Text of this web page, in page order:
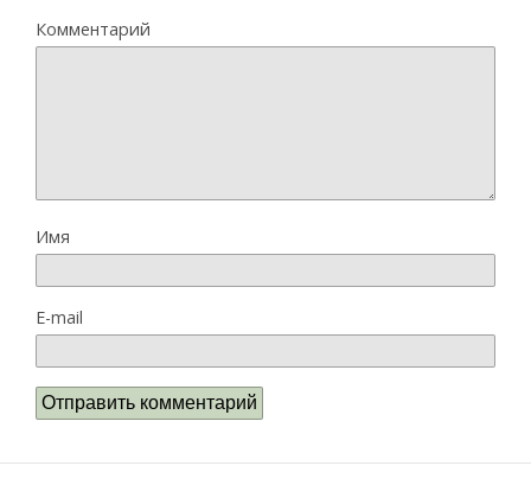
Комментарий
Имя
E-mail